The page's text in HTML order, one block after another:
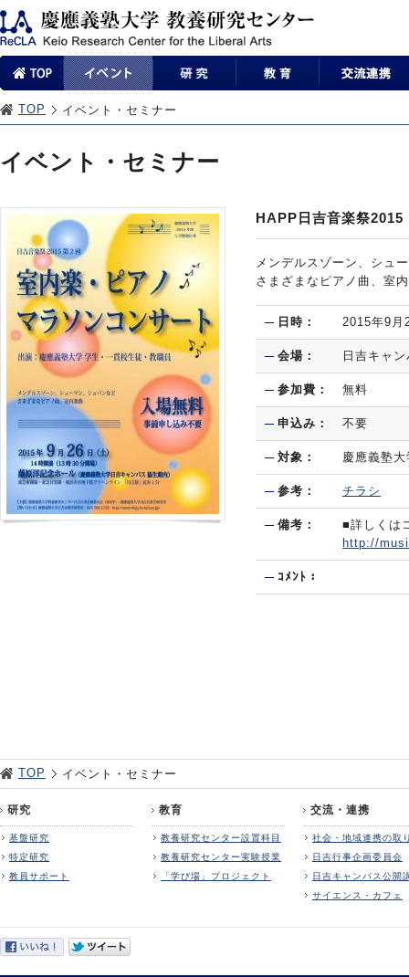
TOP イベント・セミナー
イベント・セミナー
HAPP日吉音楽祭2015
メンデルスゾーン、シュ
さまざまなピアノ曲、室
日時： 2015年9月
会場： 日吉キャ
参加費： 無料
申込み： 不要
対象： 慶應義塾
参考： チラシ
備考：
■詳しくは
http://
ｺﾒﾝﾄ：
TOP イベント・セミナー
研究
基盤研究
特定研究
教員サポート
教育
教養研究センター設置科目
教養研究センター実験授業
「学び場」プロジェクト
交流・連携
社会・地域連携の取
日吉行事企画委員会
日吉キャンパス公開
サイエンス・カフェ